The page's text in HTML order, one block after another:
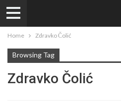
Home Zdravko Čolić
Browsing Tag
Zdravko Čolić